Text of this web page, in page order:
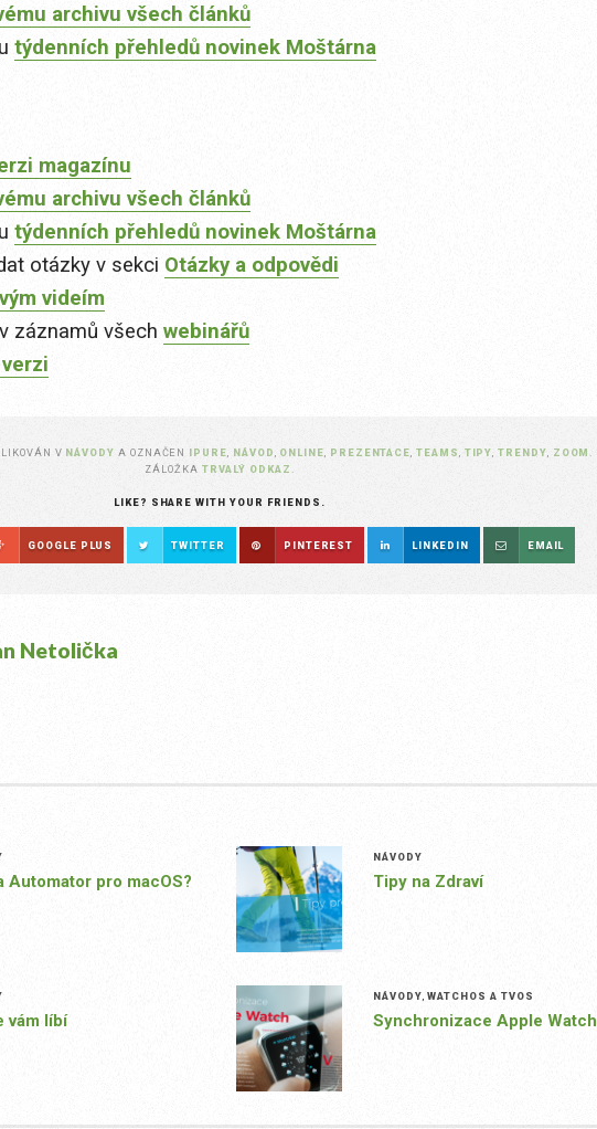
archivu všech článků
týdenních přehledů novinek Moštárna
magazínu
archivu všech článků
týdenních přehledů novinek Moštárna
otázky v sekci Otázky a odpovědi
videím
záznamů všech webinářů
V NÁVODY A OZNAČEN IPURE NÁVOD ONLINE PREZENTACE ,TEAMS TIPY ,TRENDY ZOOM
ZÁLOŽKA TRVALÝ ODKAZ
LIKE? SHARE WITH YOUR FRIENDS.
GOOGLE PLUS TWITTER PINTEREST LINKEDIN EMAIL
Netolička
Automator pro macOS?
NÁVODY
Tipy na Zdraví
vám líbí
NÁVODY ,WATCHOS A TVOS
Synchronizace Apple Watch